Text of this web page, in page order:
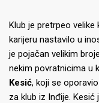
Klub je pretrpeo velike
karijeru nastavilo u
je pojačan velikim
nekim povratnicima u
Kesić, koji se
za klub iz Inđije.